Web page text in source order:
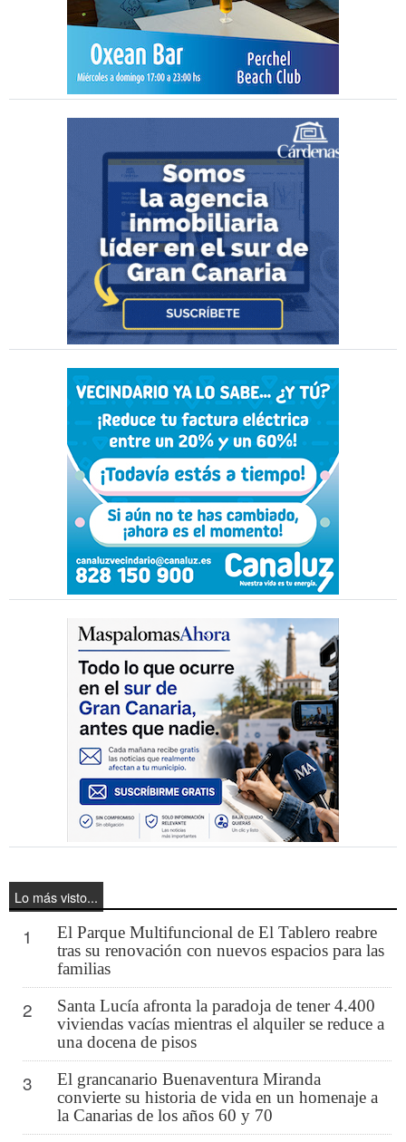
Lo más visto...
1
El Parque Multifuncional de El Tablero reabre
tras su renovación con nuevos espacios para las
familias
2
Santa Lucía afronta la paradoja de tener 4.400
viviendas vacías mientras el alquiler se reduce a
una docena de pisos
3
El grancanario Buenaventura Miranda
convierte su historia de vida en un homenaje a
la Canarias de los años 60 y 70